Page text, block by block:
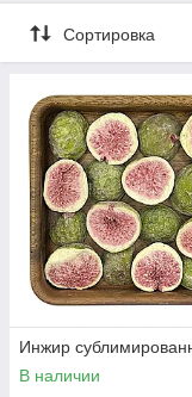
Сортировка
Инжир
В наличии